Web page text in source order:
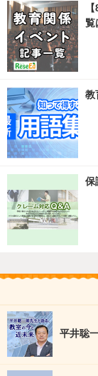
覧
教
保
平井聡